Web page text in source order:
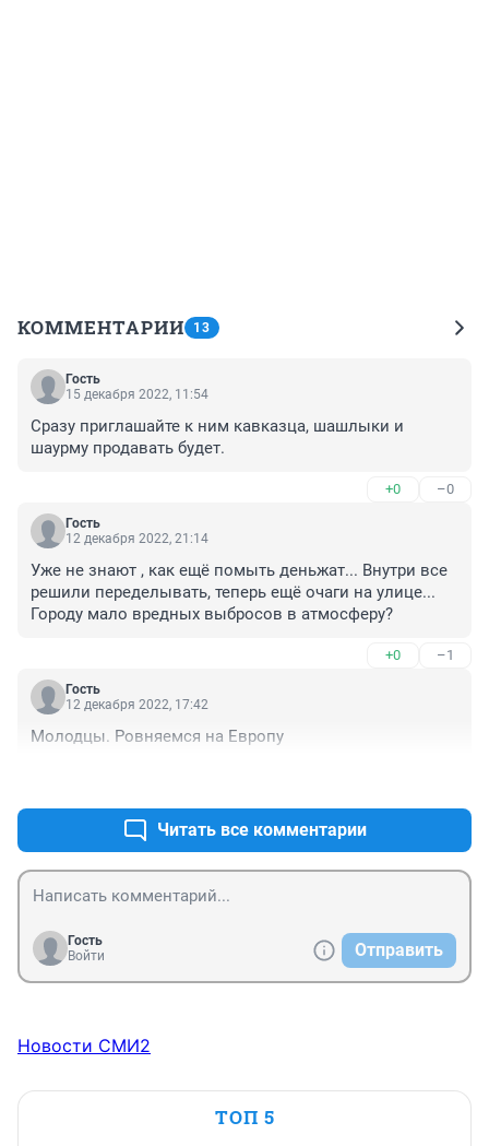
КОММЕНТАРИИ 13
Гость
15 декабря 2022, 11:54
Сразу приглашайте к ним кавказца, шашлыки и
шаурму продавать будет.
+0 –0
Гость
12 декабря 2022, 21:14
Уже не знают , как ещё помыть деньжат... Внутри все
решили переделывать, теперь ещё очаги на улице...
Городу мало вредных выбросов в атмосферу?
+0 –1
Гость
12 декабря 2022, 17:42
Молодцы. Ровняемся на Европу
Читать все комментарии
Гость
Войти
Отправить
Новости СМИ2
ТОП 5